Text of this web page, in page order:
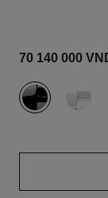
70 140 000
khác(2)